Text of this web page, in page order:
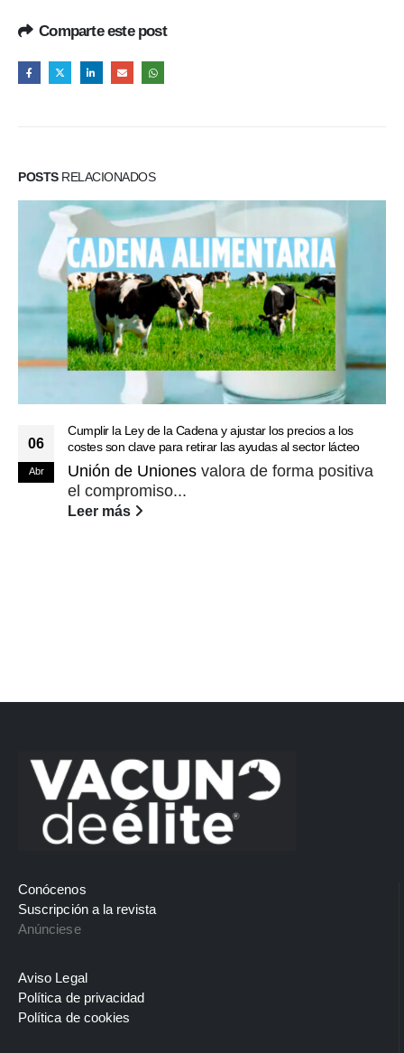
Comparte este post
POSTSRELACIONADOS
06
Abr
Cumplir la Ley de la Cadena y ajustar los precios a los
costes son clave para retirar las ayudas al sector lácteo
Unión de Uniones valora de forma positiva
el compromiso...
Leer más
Conócenos
Suscripción a la revista
Anúnciese
Aviso Legal
Política de privacidad
Política de cookies